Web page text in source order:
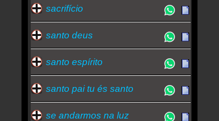
sacrifício
santo deus
santo espírito
santo pai tu és santo
se andarmos na luz